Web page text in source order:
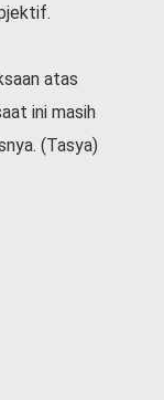
atas
ini masih
(Tasya)